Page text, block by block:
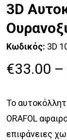
3D
Κωδικός: 3D
€33.00 –
Το
ORAFOL
επιφάνειες